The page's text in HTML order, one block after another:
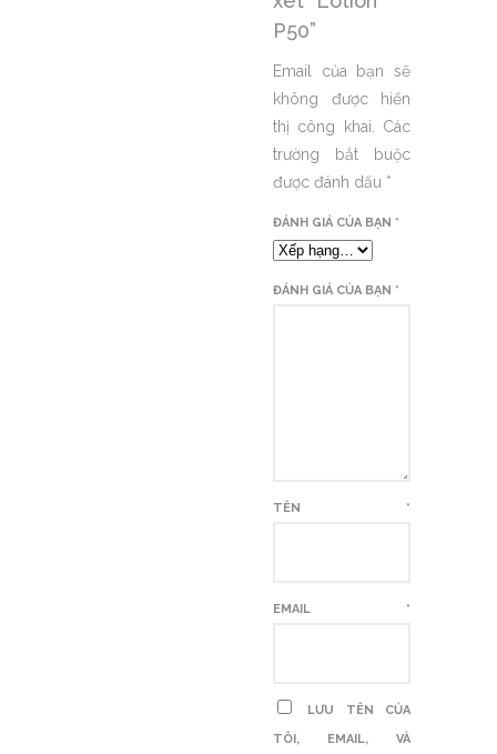
P50”
Email của bạn sẽ
không được hiển
thị công khai.
Các
trường bắt buộc
được đánh dấu *
ĐÁNH GIÁ CỦA BẠN *
ĐÁNH GIÁ CỦA BẠN *
TÊN *
EMAIL *
LƯU TÊN CỦA
TÔI, EMAIL, VÀ